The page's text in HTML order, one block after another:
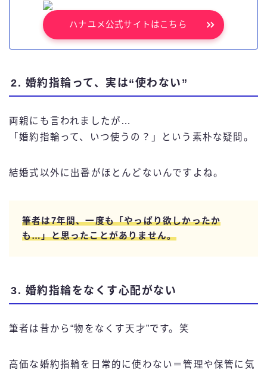
ハナユメ公式サイトはこちら
2. 婚約指輪って、実は“使わない”
両親にも言われましたが…
「婚約指輪って、いつ使うの？」という素朴な疑問。
結婚式以外に出番がほとんどないんですよね。
筆者は7年間、一度も「やっぱり欲しかったか
も…」と思ったことがありません。
3. 婚約指輪をなくす心配がない
筆者は昔から“物をなくす天才”です。笑
高価な婚約指輪を日常的に使わない＝管理や保管に気